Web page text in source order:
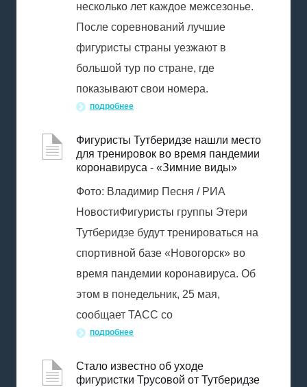
несколько лет каждое межсезонье.
После соревнований лучшие
фигуристы страны уезжают в
большой тур по стране, где
показывают свои номера.
подробнее
Фигуристы Тутберидзе нашли место
для тренировок во время пандемии
коронавируса - «Зимние виды»
Фото: Владимир Песня / РИА
НовостиФигуристы группы Этери
Тутберидзе будут тренироваться на
спортивной базе «Новогорск» во
время пандемии коронавируса. Об
этом в понедельник, 25 мая,
сообщает ТАСС со
подробнее
Стало известно об уходе
фигуристки Трусовой от Тутберидзе